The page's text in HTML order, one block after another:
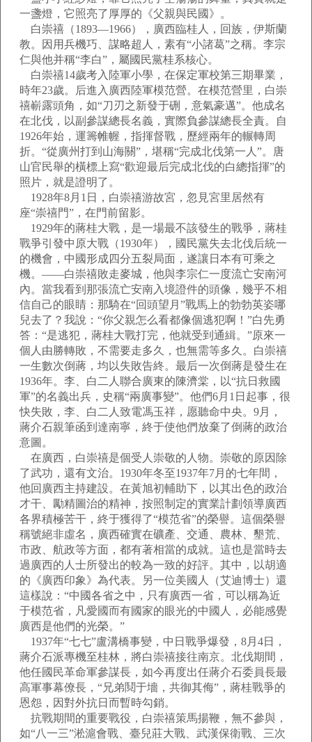
一盞燈，它照亮了厚厚的《父親與民國》。
白崇禧（1893—1966），廣西臨桂人，回族，伊斯蘭
教。因用兵機巧、謀略超人，素有“小諸葛”之稱。李宗
仁與他并稱“李白”，屬國民黨桂系核心。
白崇禧14歲考入陸軍小學，在保定軍校第三期畢業，
時年23歲。后進入廣西陸軍模范營。在模范營里，白崇
禧嶄露頭角，如“刀刃之新發于硎，意氣豪邁”。他成名
在北伐，以副參謀總長名義，實際負參謀總長全責。自
1926年始，運籌帷幄，指揮督戰，歷經兩年的輾轉周
折。“從廣州打到山海關”，堪稱“完成北伐第一人”。唐
山官民舉的橫標上寫“歡迎最后完成北伐的白總指揮”的
照片，就是證明了。
1928年8月1日，白崇禧游故宮，忽見宮里居然有
座“崇禧門”，在門前留影。
1929年的蔣桂大戰，是一場最不該發生的戰爭，蔣桂
戰爭引發中原大戰（1930年），國民黨失去北伐后統一
的機會，中國形成四分五裂局面，遂讓日本有可乘之
機。——白崇禧敗走麥城，他與李宗仁一度流亡安南河
內。當我看到那張流亡安南入境證件的頭像，幾乎不相
信自己的眼睛：那騎在“回頭望月”戰馬上的勃勃英姿哪
兒去了？我說：“你父親怎么看都像個逃犯啊！”白先勇
答：“是逃犯，蔣桂大戰打完，他就受到通緝。”原來一
個人由勝轉敗，不需要走多久，也無需等多久。白崇禧
一生數次倒蔣，均以失敗告終。最后一次倒蔣是發生在
1936年。李、白二人聯合廣東的陳濟棠，以“抗日救國
軍”的名義出兵，史稱“兩廣事變”。他們6月1日起事，很
快失敗，李、白二人致電馮玉祥，愿聽命中央。9月，
蔣介石親筆函到達南寧，終于使他們放棄了倒蔣的政治
意圖。
在廣西，白崇禧是個受人崇敬的人物。崇敬的原因除
了武功，還有文治。1930年冬至1937年7月的七年間，
他回廣西主持建設。在黃旭初輔助下，以其出色的政治
才干、勵精圖治的精神，按照制定的實業計劃領導廣西
各界積極苦干，終于獲得了“模范省”的榮譽。這個榮譽
稱號絕非虛名，廣西確實在礦產、交通、農林、墾荒、
市政、航政等方面，都有著相當的成就。這也是當時去
過廣西的人士所發出的較為一致的好評。其中，以胡適
的《廣西印象》為代表。另一位美國人（艾迪博士）還
這樣說：“中國各省之中，只有廣西一省，可以稱為近
于模范省，凡愛國而有國家的眼光的中國人，必能感覺
廣西是他們的光榮。”
1937年“七七”盧溝橋事變，中日戰爭爆發，8月4日，
蔣介石派專機至桂林，將白崇禧接往南京。北伐期間，
他任國民革命軍參謀長，如今再度出任蔣介石委員長最
高軍事幕僚長，“兄弟鬩于墻，共御其侮”，蔣桂戰爭的
恩怨，因對外抗日而暫時勾銷。
抗戰期間的重要戰役，白崇禧策馬揚鞭，無不參與，
如“八一三”淞滬會戰、臺兒莊大戰、武漢保衛戰、三次